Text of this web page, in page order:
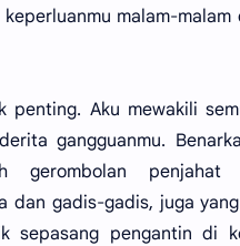
malam-malam
penting. Aku mewakili
gangguanmu.
gerombolan penjahat
dan gadis-gadis, juga
sepasang pengantin di